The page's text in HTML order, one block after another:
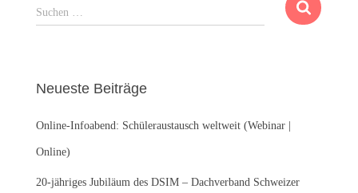
S
u
n
a
c
:
Suchen …
Neueste Beiträge
Online-Infoabend: Schüleraustausch weltweit (Webinar |
Online)
20-jähriges Jubiläum des DSIM – Dachverband Schweizer